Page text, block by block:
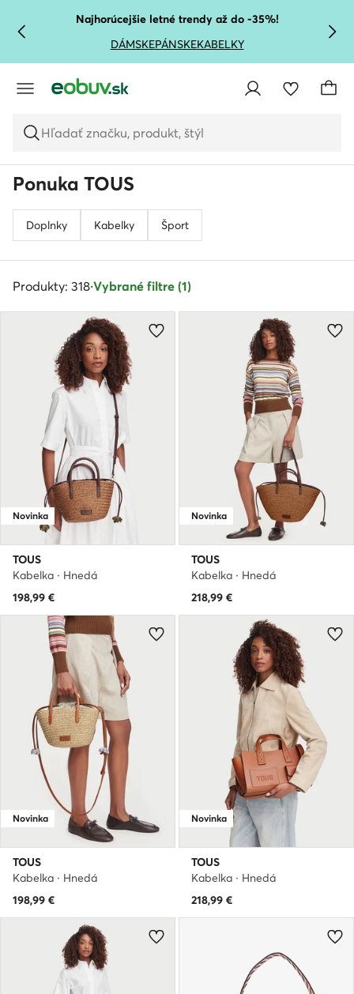
PREJSŤ NA HLAVNÝ OBSAH
PREJSŤ NA VYHĽADÁVANIE
Najhorúcejšie letné trendy až do -35%!
DÁMSKEPÁNSKEKABELKY
Hľadať značku, produkt, štýl
Ponuka TOUS
Doplnky Kabelky Šport
Produkty: 318·Vybrané filtre (1)
Novinka
TOUS
Kabelka · Hnedá
198,99 €
Novinka
TOUS
Kabelka · Hnedá
218,99 €
Novinka
TOUS
Kabelka · Hnedá
198,99 €
Novinka
TOUS
Kabelka · Hnedá
218,99 €